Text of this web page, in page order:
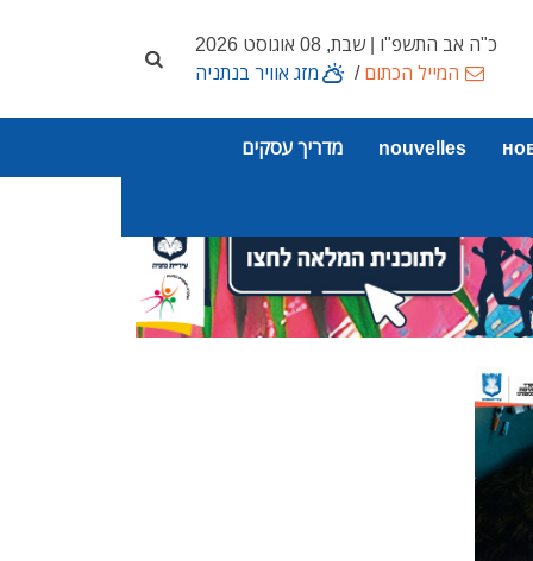
כ"ה אב התשפ"ו | שבת, 08 אוגוסט 2026
המייל הכתום/ מזג אוויר בנתניה
nouvelles מדריך עסקים